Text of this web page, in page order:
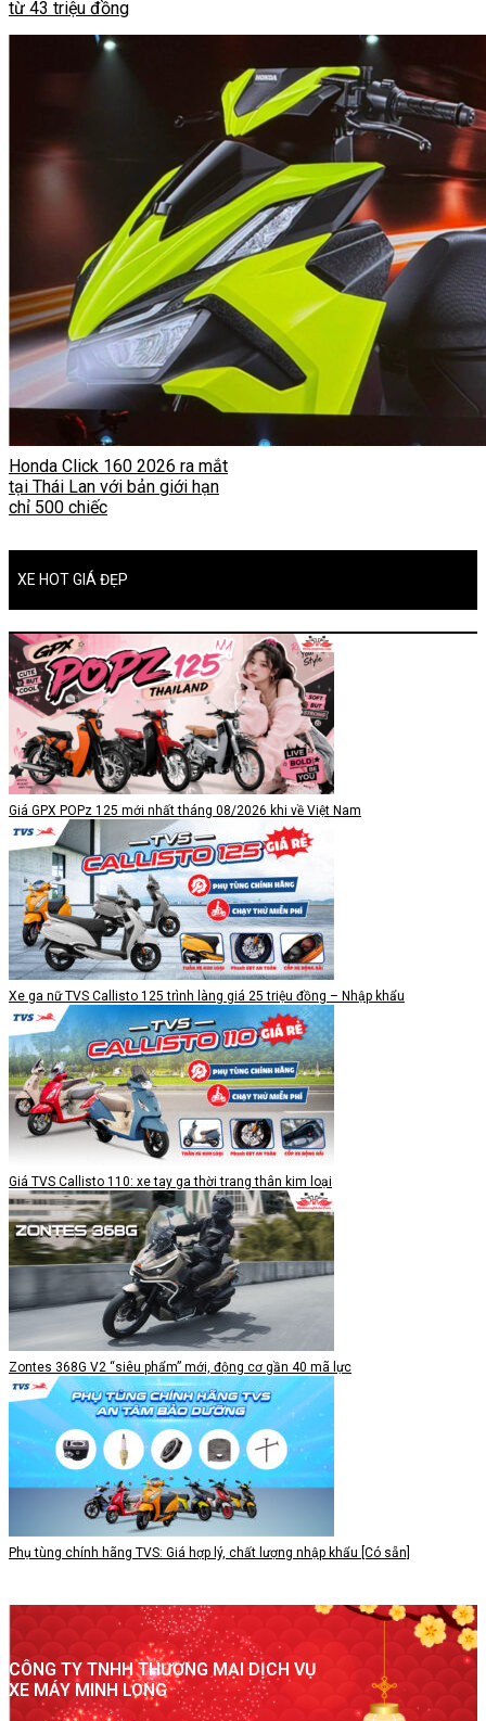
từ 43 triệu đồng
Honda Click 160 2026 ra mắt
tại Thái Lan với bản giới hạn
chỉ 500 chiếc
XE HOT GIÁ ĐẸP
Giá GPX POPz 125 mới nhất tháng 08/2026 khi về Việt Nam
Xe ga nữ TVS Callisto 125 trình làng giá 25 triệu đồng – Nhập khẩu
Giá TVS Callisto 110: xe tay ga thời trang thân kim loại
Zontes 368G V2 “siêu phẩm” mới, động cơ gần 40 mã lực
Phụ tùng chính hãng TVS: Giá hợp lý, chất lượng nhập khẩu [Có sẵn]
CÔNG TY TNHH THƯƠNG MẠI DỊCH VỤ
XE MÁY MINH LONG